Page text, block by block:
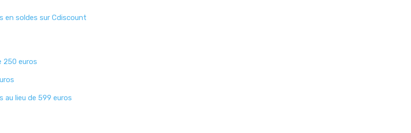
en soldes sur Cdiscount
250 euros
au lieu de 599 euros